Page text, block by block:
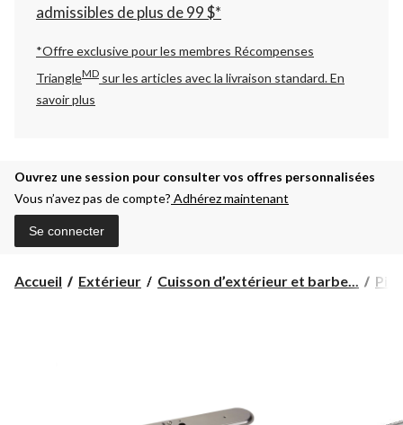
admissibles de plus de 99 $*
*Offre exclusive pour les membres Récompenses
TriangleMD sur les articles avec la livraison standard.En
savoir plus
Ouvrez une session pour consulter vos offres personnalisées
Vous n’avez pas de compte? Adhérez maintenant
Se connecter
Accueil Extérieur Cuisson d’extérieur et barbe...